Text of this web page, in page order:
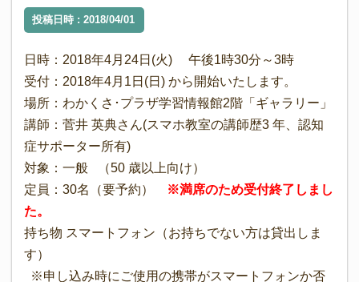
投稿日時 : 2018/04/01
日時：2018年4月24日(火) 午後1時30分～3時
受付：2018年4月1日(日) から開始いたします。
場所：わかくさ･プラザ学習情報館2階「ギャラリー」
講師：菅井 英典さん(スマホ教室の講師歴3 年、認知
症サポーター所有)
対象：一般 （50 歳以上向け）
定員：30名（要予約）
※満席のため受付終了しまし
た。
持ち物 スマートフォン（お持ちでない方は貸出しま
す）
※申し込み時にご使用の携帯がスマートフォンか否